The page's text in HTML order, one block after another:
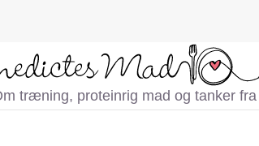
træning, proteinrig mad og tanker